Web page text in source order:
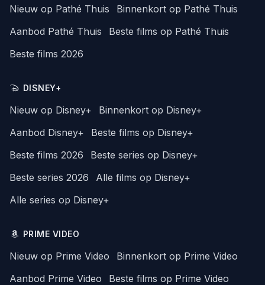
Nieuw op Pathé Thuis
Binnenkort op Pathé Thuis
Aanbod Pathé Thuis
Beste films op Pathé Thuis
Beste films 2026
DISNEY+
Nieuw op Disney+
Binnenkort op Disney+
Aanbod Disney+
Beste films op Disney+
Beste films 2026
Beste series op Disney+
Beste series 2026
Alle films op Disney+
Alle series op Disney+
PRIME VIDEO
Nieuw op Prime Video
Binnenkort op Prime Video
Aanbod Prime Video
Beste films op Prime Video